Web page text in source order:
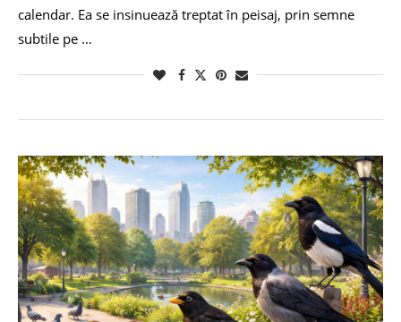
calendar. Ea se insinuează treptat în peisaj, prin semne
subtile pe …